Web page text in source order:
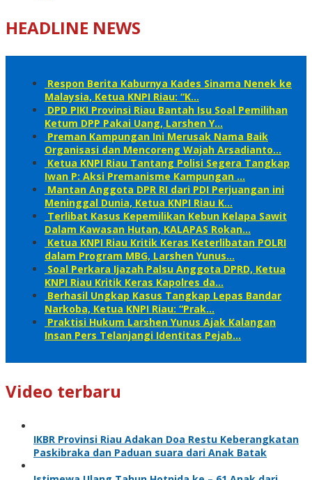
HEADLINE NEWS
Respon Berita Kaburnya Kades Sinama Nenek ke
Malaysia, Ketua KNPI Riau: “K…
DPD PIKI Provinsi Riau Bantah Isu Soal Pemilihan
Ketum DPP Pakai Uang, Larshen Y…
Preman Kampungan Ini Merusak Nama Baik
Organisasi dan Mencoreng Wajah Arsadianto…
Ketua KNPI Riau Tantang Polisi Segera Tangkap
Iwan P: Aksi Premanisme Kampungan …
Mantan Anggota DPR RI dari PDI Perjuangan ini
Meninggal Dunia, Ketua KNPI Riau K…
Terlibat Kasus Kepemilikan Kebun Kelapa Sawit
Dalam Kawasan Hutan, KALAPAS Rokan…
Ketua KNPI Riau Kritik Keras Keterlibatan POLRI
dalam Program MBG, Larshen Yunus…
Soal Perkara Ijazah Palsu Anggota DPRD, Ketua
KNPI Riau Kritik Keras Kapolres da…
Berhasil Ungkap Kasus Tangkap Lepas Bandar
Narkoba, Ketua KNPI Riau: “Prak…
Praktisi Hukum Larshen Yunus Ajak Kalangan
Insan Pers Telanjangi Identitas Pejab…
Video terbaru
IKBR Provinsi Riau Adakan Doa Restu Keberangkatan
Paskibraka dan Paduan suara dari Anak Batak